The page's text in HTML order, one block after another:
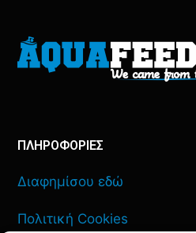
ΠΛΗΡΟΦΟΡΙΕΣ
Διαφημίσου εδώ
Πολιτική Cookies